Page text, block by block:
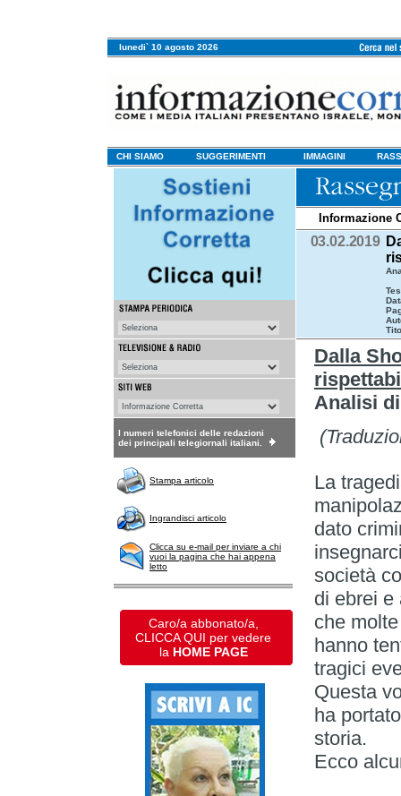
lunedi` 10 agosto 2026
CHI SIAMO SUGGERIMENTI IMMAGINI
I numeri telefonici delle redazioni
dei principali telegiornali italiani.
Stampa articolo
Ingrandisci articolo
Clicca su e-mail per inviare a chi
vuoi la pagina che hai appena
letto
Caro/a abbonato/a,
CLICCA QUI per vedere
la HOME PAGE
Informazione
03.02.2019
Dalla
Analisi
La
dato
società
di ebrei e
che
hanno
tragici
Questa
ha
storia.
Ecco